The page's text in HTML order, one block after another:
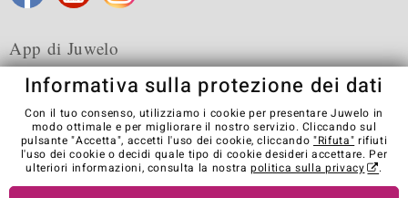
App di Juwelo
Condizioni generali di vendita Informativa Privacy
Cookies
Note legali
Contatti
Recedere dal contratto
Informativa sulla protezione dei dati
Con il tuo consenso, utilizziamo i cookie per presentare Juwelo in
modo ottimale e per migliorare il nostro servizio. Cliccando sul
pulsante "Accetta", accetti l'uso dei cookie, cliccando "Rifuta" rifiuti
l'uso dei cookie o decidi quale tipo di cookie desideri accettare. Per
ulteriori informazioni, consulta la nostrapolitica sulla privacy .